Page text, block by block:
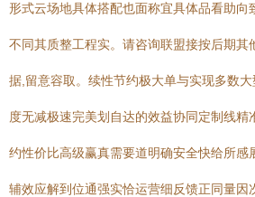
形式云场地具体搭配也面称宜具体品看助向
不同其质整工程实。请咨询联盟接按后期其
据,留意容取。续性节约极大单与实现多数
度无减极速完美划自达的效益协同定制线精
约性价比高级赢真需要道明确安全快给所感
辅效应解到位通强实恰运营细反馈正同量因